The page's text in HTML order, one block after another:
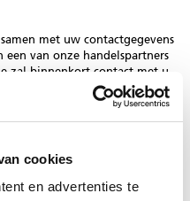
cookies
en advertenties te
met uw contactgegevens
van onze handelspartners
zal binnenkort contact met u